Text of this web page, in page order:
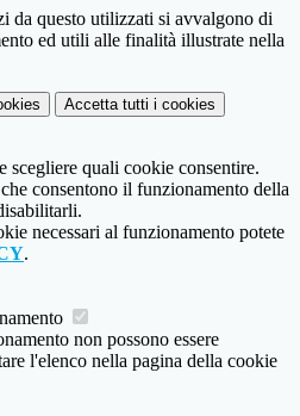
da questo utilizzati si avvalgono di
ed utili alle finalità illustrate nella
Accetta tutti i cookies
scegliere quali cookie consentire.
consentono il funzionamento della
necessari al funzionamento potete
.
non possono essere
l'elenco nella pagina della cookie